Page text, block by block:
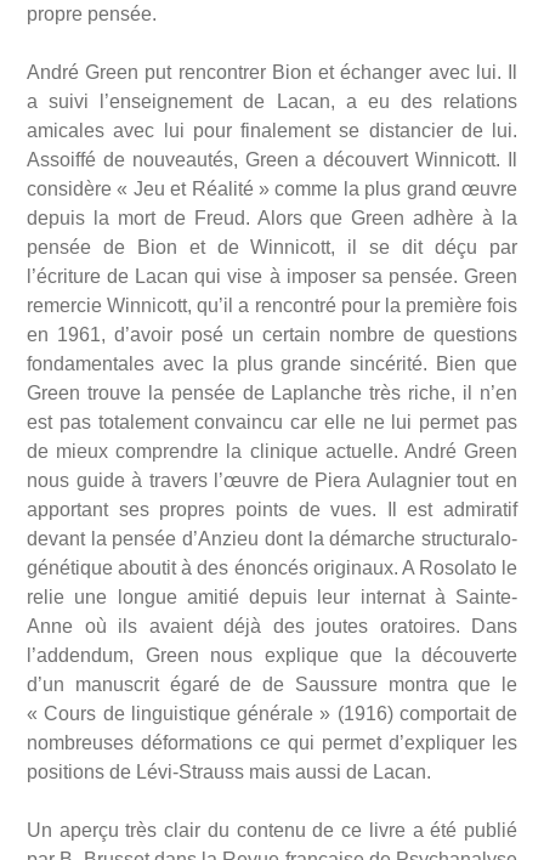
propre pensée.
André Green put rencontrer Bion et échanger avec lui. Il
a suivi l’enseignement de Lacan, a eu des relations
amicales avec lui pour finalement se distancier de lui.
Assoiffé de nouveautés, Green a découvert Winnicott. Il
considère « Jeu et Réalité » comme la plus grand œuvre
depuis la mort de Freud. Alors que Green adhère à la
pensée de Bion et de Winnicott, il se dit déçu par
l’écriture de Lacan qui vise à imposer sa pensée. Green
remercie Winnicott, qu’il a rencontré pour la première fois
en 1961, d’avoir posé un certain nombre de questions
fondamentales avec la plus grande sincérité. Bien que
Green trouve la pensée de Laplanche très riche, il n’en
est pas totalement convaincu car elle ne lui permet pas
de mieux comprendre la clinique actuelle. André Green
nous guide à travers l’œuvre de Piera Aulagnier tout en
apportant ses propres points de vues. Il est admiratif
devant la pensée d’Anzieu dont la démarche structuralo-
génétique aboutit à des énoncés originaux. A Rosolato le
relie une longue amitié depuis leur internat à Sainte-
Anne où ils avaient déjà des joutes oratoires. Dans
l’addendum, Green nous explique que la découverte
d’un manuscrit égaré de de Saussure montra que le
« Cours de linguistique générale » (1916) comportait de
nombreuses déformations ce qui permet d’expliquer les
positions de Lévi-Strauss mais aussi de Lacan.
Un aperçu très clair du contenu de ce livre a été publié